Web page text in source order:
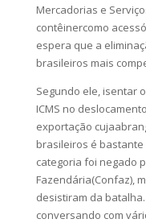
Mercadorias e
contêinercomo
espera que a
brasileiros mais
Segundo ele, isentar
ICMS no
exportação
brasileiros é bastante
categoria foi negado
Fazendária(Confaz),
desistiram da
conversando com